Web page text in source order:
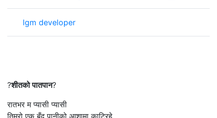
lgm developer
?शीतको पातपान?
रातभर म प्यासी प्यासी
तिम्रो एक बुँद पानीको आशामा काटिरहे